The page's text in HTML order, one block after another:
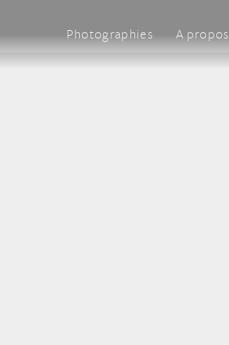
Photographies A propos